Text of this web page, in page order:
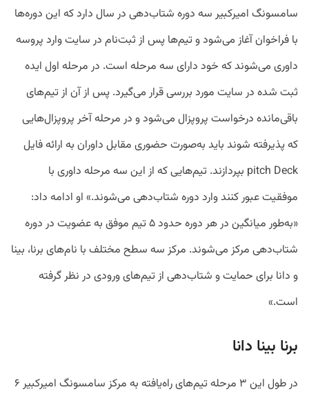
سامسونگ امیرکبیر سه دوره شتاب‌دهی در سال دارد که این دوره‌ها
با فراخوان آغاز می‌شود و تیم‌ها پس از ثبت‌نام در سایت وارد پروسه
داوری می‌شوند که خود دارای سه مرحله است. در مرحله اول ایده
ثبت شده در سایت مورد بررسی قرار می‌گیرد. پس از آن از تیم‌های
باقی‌مانده درخواست پروپزال می‌شود و در مرحله آخر پروپزال‌هایی
که پذیرفته شوند باید به‌صورت حضوری مقابل داوران به ارائه فایل
pitch Deck بپردازند. تیم‌هایی که از این سه مرحله داوری با
موفقیت عبور کنند وارد دوره شتاب‌دهی می‌شوند.» او ادامه داد:
«به‌طور میانگین در هر دوره حدود ۵ تیم موفق به عضویت در دوره
شتاب‌دهی مرکز می‌شوند. مرکز سه سطح مختلف با نام‌های برنا، بینا
و دانا برای حمایت و شتاب‌دهی از تیم‌های ورودی در نظر گرفته
است.»
برنا بینا دانا
در طول این ۳ مرحله تیم‌های راه‌یافته به مرکز سامسونگ امیرکبیر ۶